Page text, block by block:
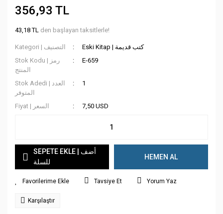
356,93 TL
43,18 TL den başlayan taksitlerle!
Kategori | التصنيف
Eski Kitap | كتب قديمة
Stok Kodu | رمز
المنتج
E-659
Stok Adedi | العدد
المتوفر
1
Fiyat | السعر 7,50 USD
SEPETE EKLE | أضف
للسلة
HEMEN AL
Tavsiye Et Yorum Yaz
Karşılaştır